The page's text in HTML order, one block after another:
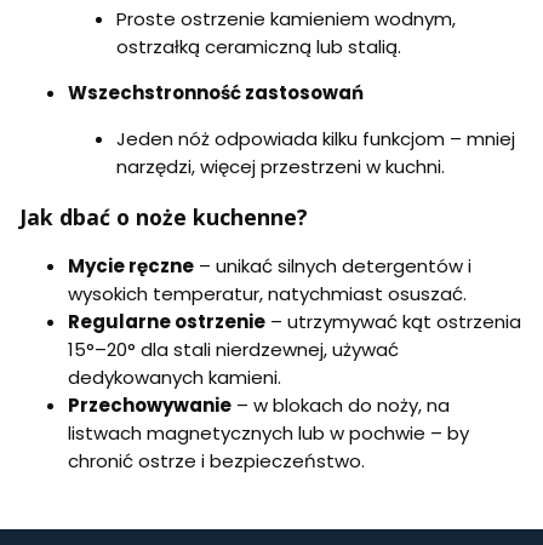
Proste ostrzenie kamieniem wodnym,
ostrzałką ceramiczną lub stalią.
Wszechstronność zastosowań
Jeden nóż odpowiada kilku funkcjom – mniej
narzędzi, więcej przestrzeni w kuchni.
Jak dbać o noże kuchenne?
Mycie ręczne – unikać silnych detergentów i
wysokich temperatur, natychmiast osuszać.
Regularne ostrzenie – utrzymywać kąt ostrzenia
15°–20° dla stali nierdzewnej, używać
dedykowanych kamieni.
Przechowywanie – w blokach do noży, na
listwach magnetycznych lub w pochwie – by
chronić ostrze i bezpieczeństwo.